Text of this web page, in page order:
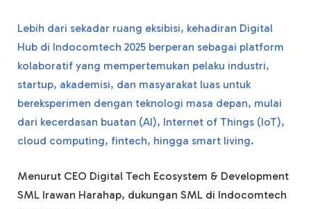
Lebih dari sekadar ruang eksibisi, kehadiran Digital
Hub di Indocomtech 2025 berperan sebagai platform
kolaboratif yang mempertemukan pelaku industri,
startup, akademisi, dan masyarakat luas untuk
bereksperimen dengan teknologi masa depan, mulai
dari kecerdasan buatan (AI), Internet of Things (IoT),
cloud computing, fintech, hingga smart living.
Menurut CEO Digital Tech Ecosystem & Development
SML Irawan Harahap, dukungan SML di Indocomtech